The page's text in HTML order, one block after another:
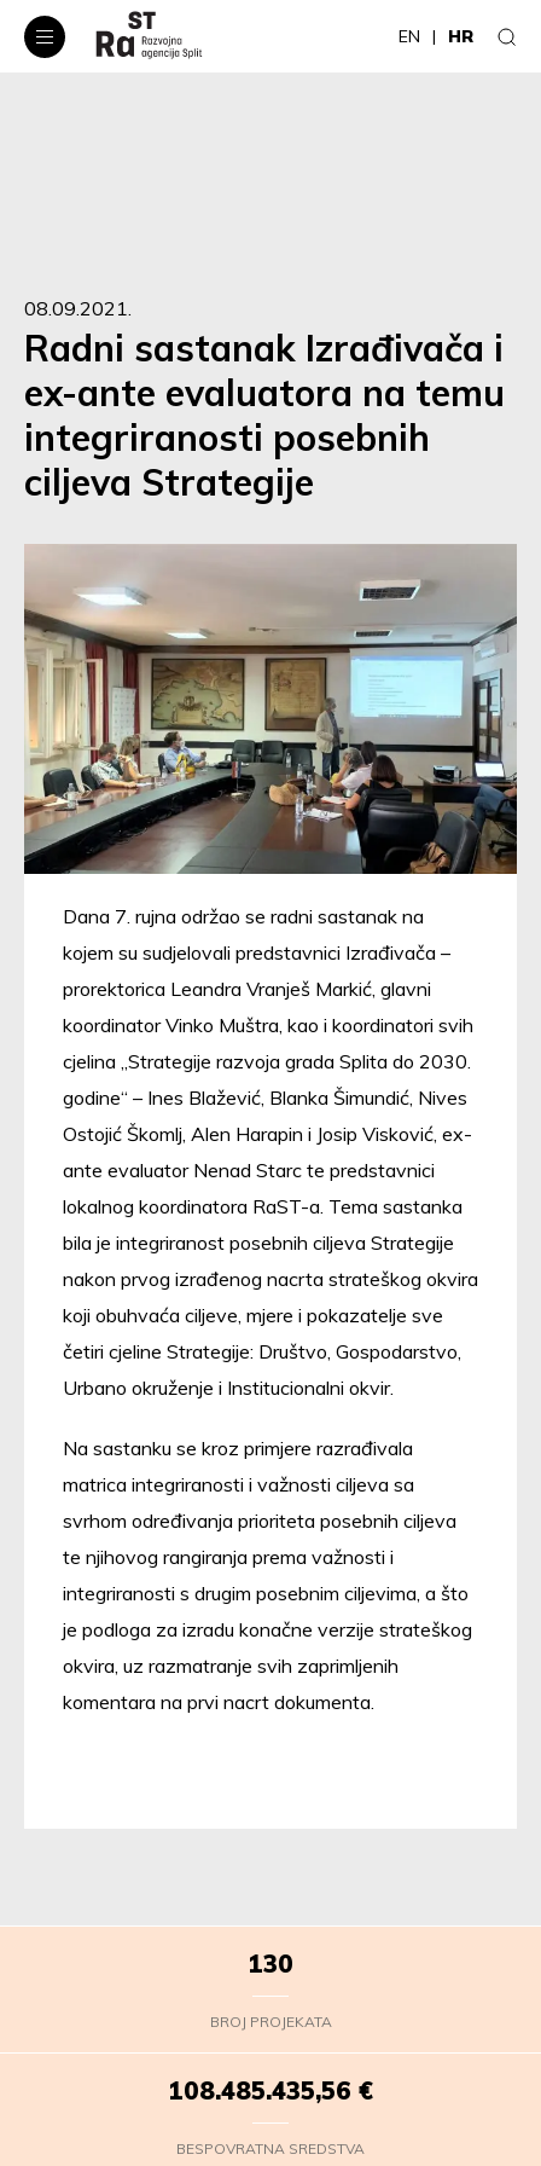
EN HR
08.09.2021.
Radni sastanak Izrađivača i
ex-ante evaluatora na temu
integriranosti posebnih
ciljeva Strategije
Dana 7. rujna održao se radni sastanak na
kojem su sudjelovali predstavnici Izrađivača –
prorektorica Leandra Vranješ Markić, glavni
koordinator Vinko Muštra, kao i koordinatori svih
cjelina „Strategije razvoja grada Splita do 2030.
godine“ – Ines Blažević, Blanka Šimundić, Nives
Ostojić Škomlj, Alen Harapin i Josip Visković, ex-
ante evaluator Nenad Starc te predstavnici
lokalnog koordinatora RaST-a. Tema sastanka
bila je integriranost posebnih ciljeva Strategije
nakon prvog izrađenog nacrta strateškog okvira
koji obuhvaća ciljeve, mjere i pokazatelje sve
četiri cjeline Strategije: Društvo, Gospodarstvo,
Urbano okruženje i Institucionalni okvir.
Na sastanku se kroz primjere razrađivala
matrica integriranosti i važnosti ciljeva sa
svrhom određivanja prioriteta posebnih ciljeva
te njihovog rangiranja prema važnosti i
integriranosti s drugim posebnim ciljevima, a što
je podloga za izradu konačne verzije strateškog
okvira, uz razmatranje svih zaprimljenih
komentara na prvi nacrt dokumenta.
130
BROJ PROJEKATA
108.485.436,47 €
BESPOVRATNA SREDSTVA